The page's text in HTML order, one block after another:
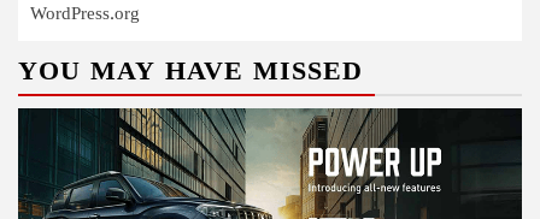
WordPress.org
YOU MAY HAVE MISSED